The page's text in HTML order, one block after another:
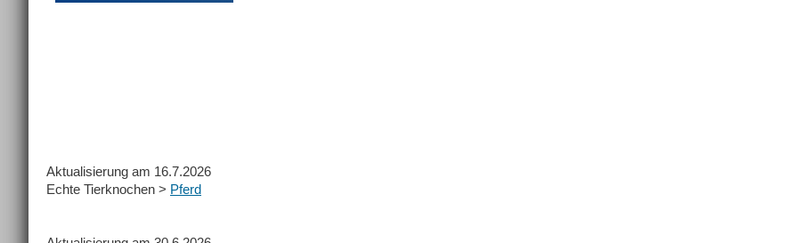
Aktualisierung am 16.7.2026
Echte Tierknochen > Pferd